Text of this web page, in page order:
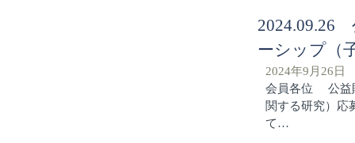
2024.09.26
ーシップ（
2024年9月26日
会員各位 公益
関する研究）応
て…